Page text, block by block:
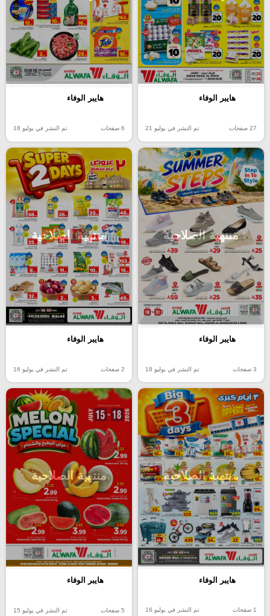
هايبر الوفاء
27 صفحات تم النشر في يوليو 21
هايبر الوفاء
6 صفحات تم النشر في يوليو 18
منتهية الصلاحية
هايبر الوفاء
3 صفحات تم النشر في يوليو 18
منتهية الصلاحية
هايبر الوفاء
2 صفحات تم النشر في يوليو 16
منتهية الصلاحية
هايبر الوفاء
1 صفحات تم النشر في يوليو 16
منتهية الصلاحية
هايبر الوفاء
5 صفحات تم النشر في يوليو 15